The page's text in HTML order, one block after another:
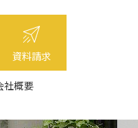
資料請求
社概要